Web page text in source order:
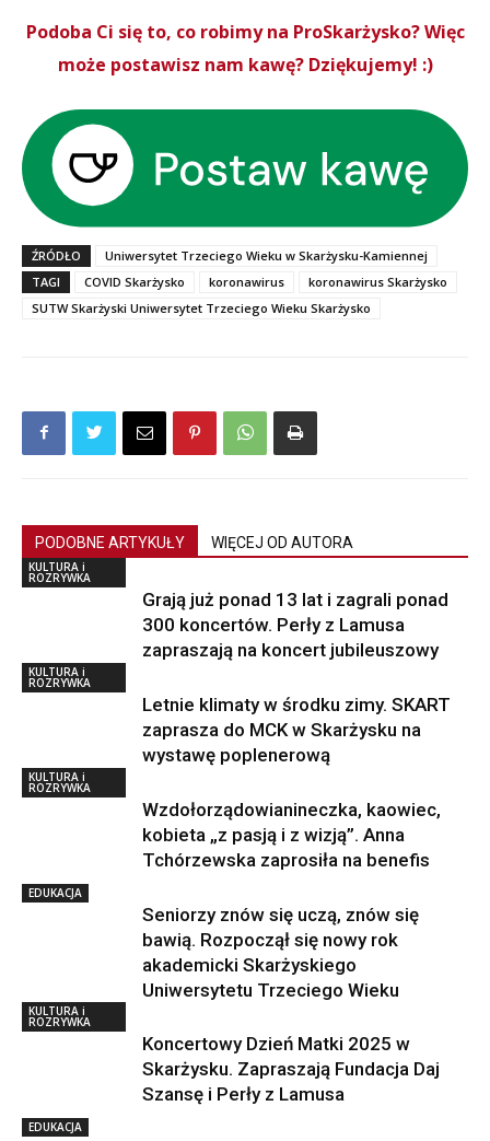
Podoba Ci się to, co robimy na ProSkarżysko? Więc
może postawisz nam kawę? Dziękujemy! :)
ŹRÓDŁO
Uniwersytet Trzeciego Wieku w Skarżysku-Kamiennej
TAGI
COVID Skarżysko koronawirus
koronawirus Skarżysko
SUTW Skarżyski Uniwersytet Trzeciego Wieku Skarżysko
PODOBNE ARTYKUŁY WIĘCEJ OD AUTORA
KULTURA i
ROZRYWKA
Grają już ponad 13 lat i zagrali ponad
300 koncertów. Perły z Lamusa
zapraszają na koncert jubileuszowy
KULTURA i
ROZRYWKA
Letnie klimaty w środku zimy. SKART
zaprasza do MCK w Skarżysku na
wystawę poplenerową
KULTURA i
ROZRYWKA
Wzdołorządowianineczka, kaowiec,
kobieta „z pasją i z wizją”. Anna
Tchórzewska zaprosiła na benefis
EDUKACJA
Seniorzy znów się uczą, znów się
bawią. Rozpoczął się nowy rok
akademicki Skarżyskiego
Uniwersytetu Trzeciego Wieku
KULTURA i
ROZRYWKA
Koncertowy Dzień Matki 2025 w
Skarżysku. Zapraszają Fundacja Daj
Szansę i Perły z Lamusa
EDUKACJA